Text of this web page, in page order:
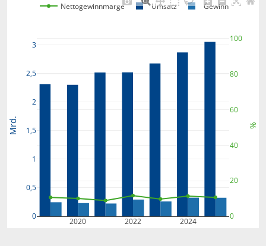
2020 2022 2024
0
0,5
1
1,5
2
2,5
3
0
20
40
60
80
100
Nettogewinnmarge Umsatz Gewinn
Mrd. %